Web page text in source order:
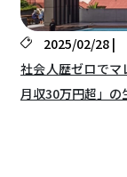
2025/02/28 |
社会人歴ゼロでマ
月収30万円超」の